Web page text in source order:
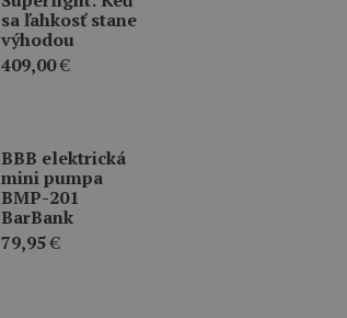
sa ľahkosť stane
výhodou
409,00€
BBB elektrická
mini pumpa
BMP-201
BarBank
79,95€